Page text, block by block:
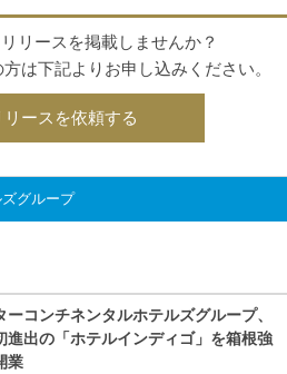
リースを掲載しませんか？
は下記よりお申し込みください。
ースを依頼する
グループ
ーコンチネンタルホテルズグループ、
進出の「ホテルインディゴ」を箱根強
業